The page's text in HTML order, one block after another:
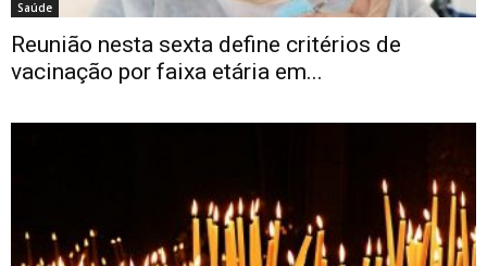
Saúde
Reunião nesta sexta define critérios de
vacinação por faixa etária em...